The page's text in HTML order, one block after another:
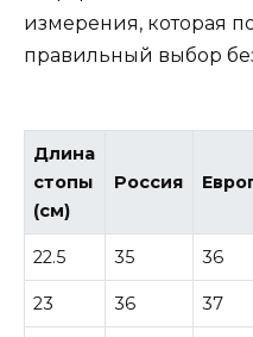
измерения, которая
правильный выбор
Длина
стопы
(см)
Россия
22.5 35 36
23 36 37